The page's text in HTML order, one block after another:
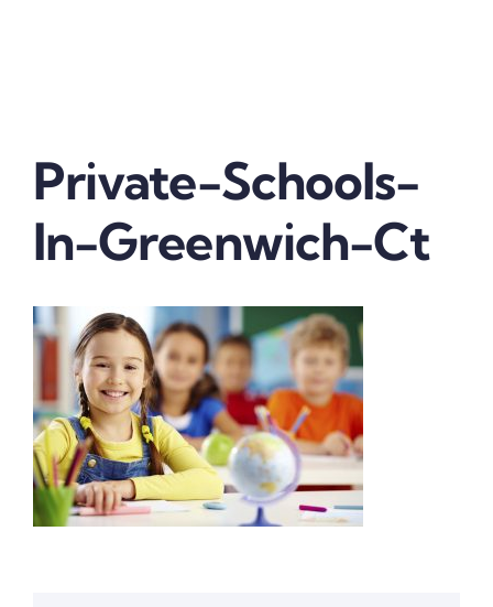
Marketing
Contactanos
Private-Schools-
In-Greenwich-Ct